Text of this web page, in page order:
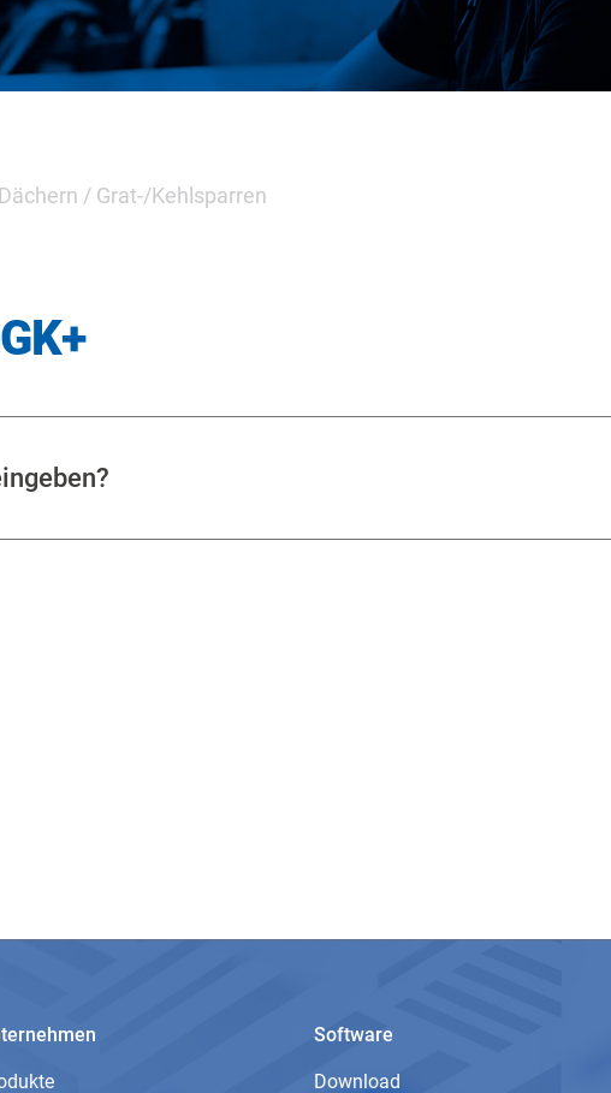
/ Grat-/Kehlsparren
Software
Download